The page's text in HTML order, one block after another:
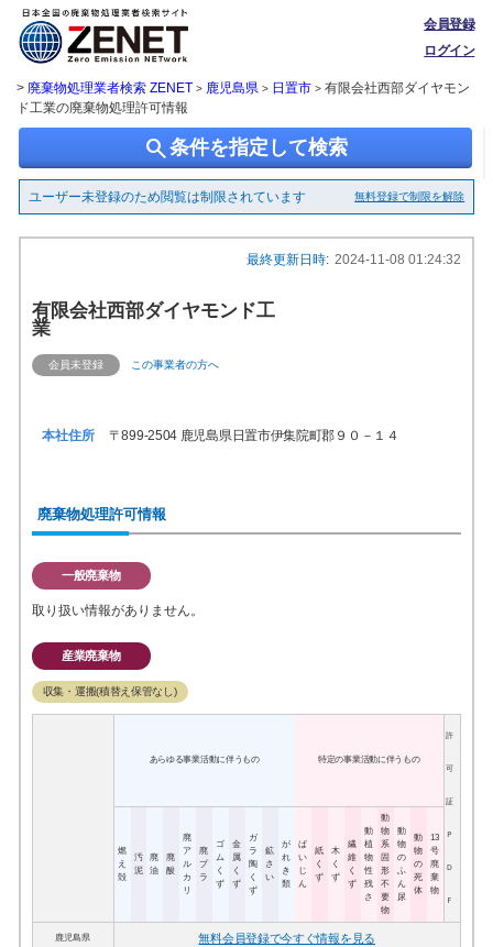
会員登録
ログイン
> 廃棄物処理業者検索 ZENET > 鹿児島県 > 日置市> 有限会社西部ダイヤモン
ド工業の廃棄物処理許可情報
search条件を指定して検索
ユーザー未登録のため閲覧は制限されています 無料登録で制限を解除
最終更新日時: 2024-11-08 01:24:32
有限会社西部ダイヤモンド工
業
会員未登録 この事業者の方へ
本社住所 〒899-2504 鹿児島県日置市伊集院町郡９０－１４
廃棄物処理許可情報
一般廃棄物
取り扱い情報がありません。
産業廃棄物
収集・運搬(積替え保管なし)
あらゆる事業活動に伴うもの 特定の事業活動に伴うもの
許
可
証
Ｐ
Ｄ
Ｆ
燃
え
殻
汚
泥
廃
油
廃
酸
廃
ア
ル
カ
リ
廃
プ
ラ
ゴ
ム
く
ず
金
属
く
ず
ガ
ラ
陶
く
ず
鉱
さ
い
が
れ
き
類
ば
い
じ
ん
紙
く
ず
木
く
ず
繊
維
く
ず
動
植
物
性
残
さ
動
物
系
固
形
不
要
物
動
物
の
ふ
ん
尿
動
物
の
死
体
13
号
廃
棄
物
鹿児島県 無料会員登録で今すぐ情報を見る